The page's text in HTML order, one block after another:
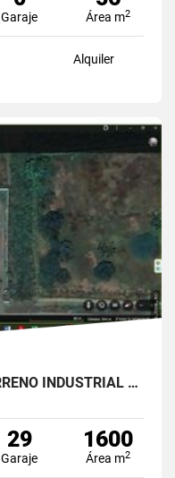
Garaje Área m2
Alquiler
YAGUACHI 2 HECTÁREAS TERRENO INDUSTRIAL EN VENTA | VIA MILAGRO KM 26
29
Garaje
1600
Área m2